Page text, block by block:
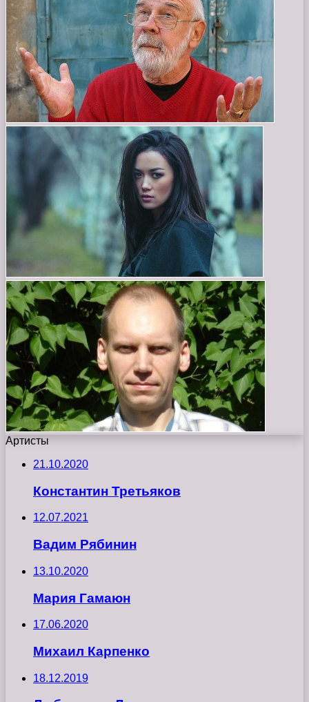
Артисты
21.10.2020
Константин Третьяков
12.07.2021
Вадим Рябинин
13.10.2020
Мария Гамаюн
17.06.2020
Михаил Карпенко
18.12.2019